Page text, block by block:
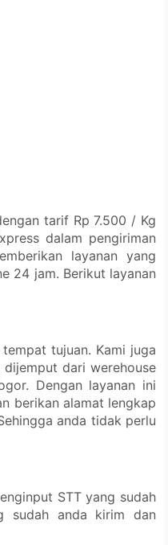
tarif Rp 7.500 / Kg
dalam pengiriman
layanan yang
24 jam. Berikut layanan
tujuan. Kami juga
dari werehouse
Dengan layanan ini
berikan alamat lengkap
anda tidak perlu
STT yang sudah
sudah anda kirim dan